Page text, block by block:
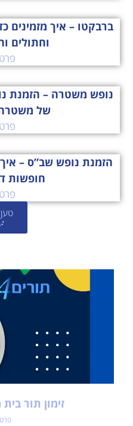
ברבקטו – איך מזמינים
וחתולים
נופש משטרה – הזמנת
של
הזמנת נופש שב”ס –
חופשות
זימון תור